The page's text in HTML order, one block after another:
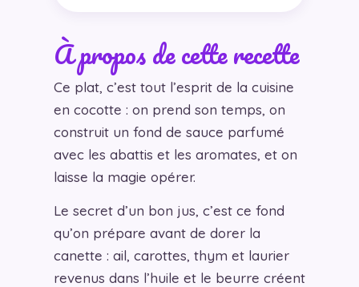
À propos de cette recette
Ce plat, c’est tout l’esprit de la cuisine
en cocotte : on prend son temps, on
construit un fond de sauce parfumé
avec les abattis et les aromates, et on
laisse la magie opérer.
Le secret d’un bon jus, c’est ce fond
qu’on prépare avant de dorer la
canette : ail, carottes, thym et laurier
revenus dans l’huile et le beurre créent